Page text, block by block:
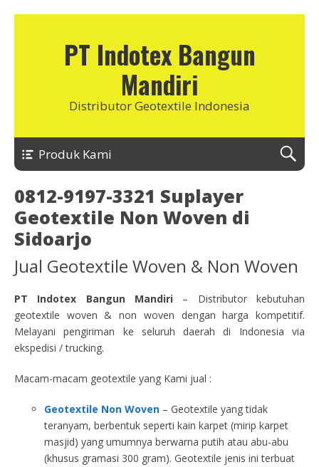
PT Indotex Bangun
Mandiri
Distributor Geotextile Indonesia
Produk Kami
0812-9197-3321 Suplayer
Geotextile Non Woven di
Sidoarjo
Jual Geotextile Woven & Non Woven
PT Indotex Bangun Mandiri – Distributor kebutuhan
geotextile woven & non woven dengan harga kompetitif.
Melayani pengiriman ke seluruh daerah di Indonesia via
ekspedisi / trucking.
Macam-macam geotextile yang Kami jual :
Geotextile Non Woven – Geotextile yang tidak
teranyam, berbentuk seperti kain karpet (mirip karpet
masjid) yang umumnya berwarna putih atau abu-abu
(khusus gramasi 300 gram). Geotextile jenis ini terbuat